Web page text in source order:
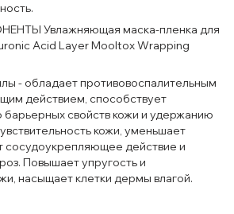
Увлажняющая маска-пленка для
Acid Layer Mooltox Wrapping
- обладает противовоспалительным
действием, способствует
барьерных свойств кожи и удержанию
кожи, уменьшает
сосудоукрепляющее действие и
Повышает упругость и
насыщает клетки дермы влагой.